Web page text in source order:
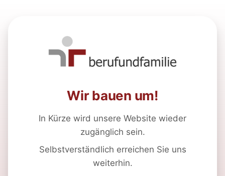
Wir bauen um!
In Kürze wird unsere Website wieder
zugänglich sein.
Selbstverständlich erreichen Sie uns
weiterhin.